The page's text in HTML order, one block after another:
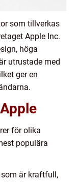
som tillverkas
Apple Inc.
höga
utrustade med
ger en
för olika
populära
är kraftfull,